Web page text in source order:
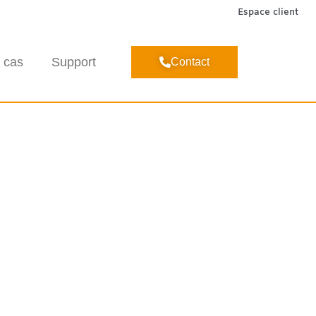
Espace client
cas Support Contact